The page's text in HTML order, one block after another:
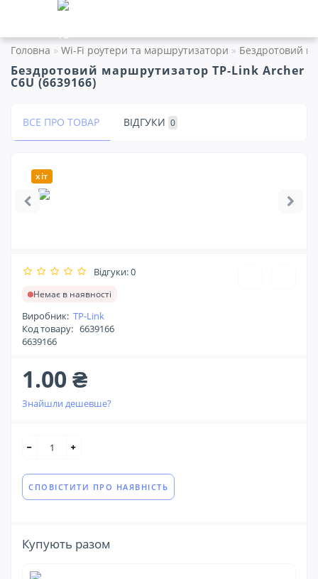
Головна Wi-Fi роутери та маршрутизатори Бездротовий
Бездротовий маршрутизатор TP-Link Archer
C6U (6639166)
ВСЕ ПРО ТОВАР ВІДГУКИ 0
хіт
Відгуки: 0
Немає в наявності
Виробник: TP-Link
Код товару: 6639166
6639166
1.00 ₴
Знайшли дешевше?
СПОВІСТИТИ ПРО НАЯВНІСТЬ
Купують разом